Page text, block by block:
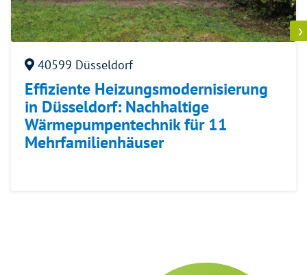
40599 Düsseldorf
Effiziente Heizungsmodernisierung
in Düsseldorf: Nachhaltige
Wärmepumpentechnik für 11
Mehrfamilienhäuser
›